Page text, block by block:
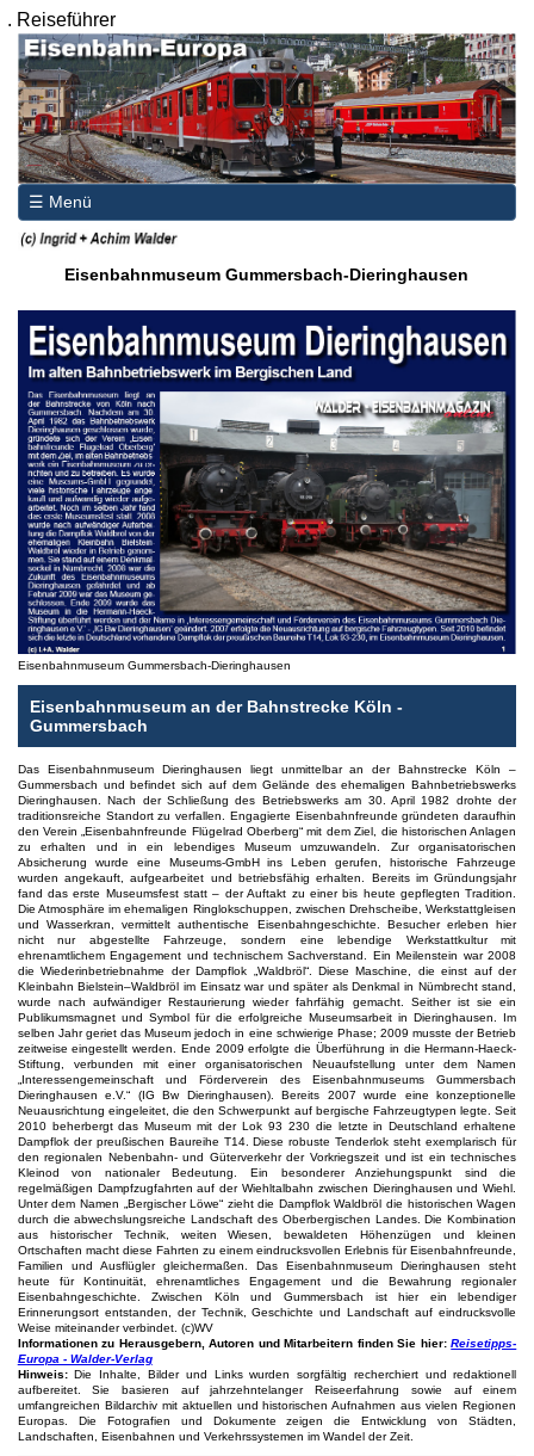
. Reiseführer
☰ Menü
Eisenbahnmuseum Gummersbach-Dieringhausen
Eisenbahnmuseum Gummersbach-Dieringhausen
Eisenbahnmuseum an der Bahnstrecke Köln -
Gummersbach
Das Eisenbahnmuseum Dieringhausen liegt unmittelbar an der Bahnstrecke Köln –
Gummersbach und befindet sich auf dem Gelände des ehemaligen Bahnbetriebswerks
Dieringhausen. Nach der Schließung des Betriebswerks am 30. April 1982 drohte der
traditionsreiche Standort zu verfallen. Engagierte Eisenbahnfreunde gründeten daraufhin
den Verein „Eisenbahnfreunde Flügelrad Oberberg“ mit dem Ziel, die historischen Anlagen
zu erhalten und in ein lebendiges Museum umzuwandeln. Zur organisatorischen
Absicherung wurde eine Museums-GmbH ins Leben gerufen, historische Fahrzeuge
wurden angekauft, aufgearbeitet und betriebsfähig erhalten. Bereits im Gründungsjahr
fand das erste Museumsfest statt – der Auftakt zu einer bis heute gepflegten Tradition.
Die Atmosphäre im ehemaligen Ringlokschuppen, zwischen Drehscheibe, Werkstattgleisen
und Wasserkran, vermittelt authentische Eisenbahngeschichte. Besucher erleben hier
nicht nur abgestellte Fahrzeuge, sondern eine lebendige Werkstattkultur mit
ehrenamtlichem Engagement und technischem Sachverstand. Ein Meilenstein war 2008
die Wiederinbetriebnahme der Dampflok „Waldbröl“. Diese Maschine, die einst auf der
Kleinbahn Bielstein–Waldbröl im Einsatz war und später als Denkmal in Nümbrecht stand,
wurde nach aufwändiger Restaurierung wieder fahrfähig gemacht. Seither ist sie ein
Publikumsmagnet und Symbol für die erfolgreiche Museumsarbeit in Dieringhausen. Im
selben Jahr geriet das Museum jedoch in eine schwierige Phase; 2009 musste der Betrieb
zeitweise eingestellt werden. Ende 2009 erfolgte die Überführung in die Hermann-Haeck-
Stiftung, verbunden mit einer organisatorischen Neuaufstellung unter dem Namen
„Interessengemeinschaft und Förderverein des Eisenbahnmuseums Gummersbach
Dieringhausen e.V.“ (IG Bw Dieringhausen). Bereits 2007 wurde eine konzeptionelle
Neuausrichtung eingeleitet, die den Schwerpunkt auf bergische Fahrzeugtypen legte. Seit
2010 beherbergt das Museum mit der Lok 93 230 die letzte in Deutschland erhaltene
Dampflok der preußischen Baureihe T14. Diese robuste Tenderlok steht exemplarisch für
den regionalen Nebenbahn- und Güterverkehr der Vorkriegszeit und ist ein technisches
Kleinod von nationaler Bedeutung. Ein besonderer Anziehungspunkt sind die
regelmäßigen Dampfzugfahrten auf der Wiehltalbahn zwischen Dieringhausen und Wiehl.
Unter dem Namen „Bergischer Löwe“ zieht die Dampflok Waldbröl die historischen Wagen
durch die abwechslungsreiche Landschaft des Oberbergischen Landes. Die Kombination
aus historischer Technik, weiten Wiesen, bewaldeten Höhenzügen und kleinen
Ortschaften macht diese Fahrten zu einem eindrucksvollen Erlebnis für Eisenbahnfreunde,
Familien und Ausflügler gleichermaßen. Das Eisenbahnmuseum Dieringhausen steht
heute für Kontinuität, ehrenamtliches Engagement und die Bewahrung regionaler
Eisenbahngeschichte. Zwischen Köln und Gummersbach ist hier ein lebendiger
Erinnerungsort entstanden, der Technik, Geschichte und Landschaft auf eindrucksvolle
Weise miteinander verbindet. (c)WV
Informationen zu Herausgebern, Autoren und Mitarbeitern finden Sie hier:Reisetipps-
Europa - Walder-Verlag
Hinweis:Die Inhalte, Bilder und Links wurden sorgfältig recherchiert und redaktionell
aufbereitet. Sie basieren auf jahrzehntelanger Reiseerfahrung sowie auf einem
umfangreichen Bildarchiv mit aktuellen und historischen Aufnahmen aus vielen Regionen
Europas. Die Fotografien und Dokumente zeigen die Entwicklung von Städten,
Landschaften, Eisenbahnen und Verkehrssystemen im Wandel der Zeit.